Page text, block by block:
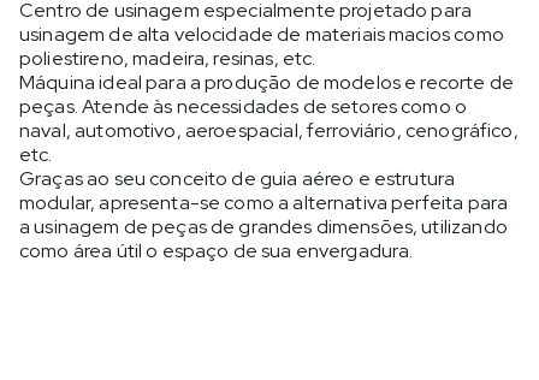
Centro de usinagem especialmente projetado para
usinagem de alta velocidade de materiais macios como
poliestireno, madeira, resinas, etc.
Máquina ideal para a produção de modelos e recorte de
peças. Atende às necessidades de setores como o
naval, automotivo, aeroespacial, ferroviário, cenográfico,
etc.
Graças ao seu conceito de guia aéreo e estrutura
modular, apresenta-se como a alternativa perfeita para
a usinagem de peças de grandes dimensões, utilizando
como área útil o espaço de sua envergadura.